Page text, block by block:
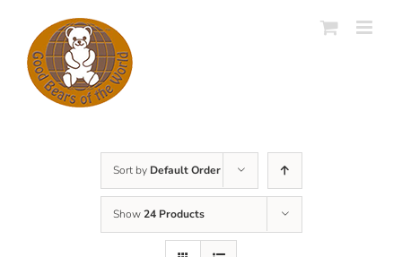
content
Sort by Default Order
Show24 Products